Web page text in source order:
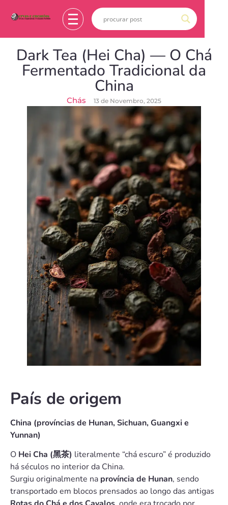
Dark Tea (Hei Cha) — O Chá
Fermentado Tradicional da
China
Chás 13 de Novembro, 2025
País de origem
China (províncias de Hunan, Sichuan, Guangxi e
Yunnan)
O Hei Cha (黑茶) literalmente “chá escuro” é produzido
há séculos no interior da China.
Surgiu originalmente na província de Hunan, sendo
transportado em blocos prensados ao longo das antigas